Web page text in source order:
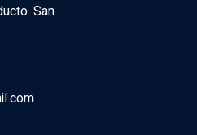
San